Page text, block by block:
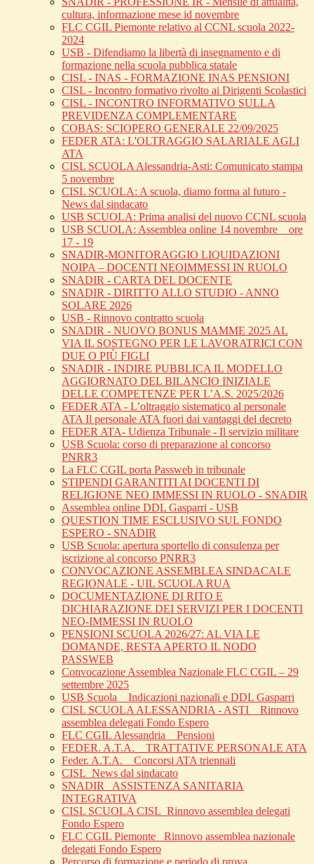
cultura, informazione mese id novembre
FLC CGIL Piemonte relativo al CCNL scuola 2022-
2024
USB - Difendiamo la libertà di insegnamento e di
formazione nella scuola pubblica statale
CISL - INAS - FORMAZIONE INAS PENSIONI
CISL - Incontro formativo rivolto ai Dirigenti Scolastici
CISL - INCONTRO INFORMATIVO SULLA
PREVIDENZA COMPLEMENTARE
COBAS: SCIOPERO GENERALE 22/09/2025
FEDER ATA: L'OLTRAGGIO SALARIALE AGLI
ATA
CISL SCUOLA Alessandria-Asti: Comunicato stampa
5 novembre
CISL SCUOLA: A scuola, diamo forma al futuro -
News dal sindacato
USB SCUOLA: Prima analisi del nuovo CCNL scuola
USB SCUOLA: Assemblea online 14 novembre _ ore
17 - 19
SNADIR-MONITORAGGIO LIQUIDAZIONI
NOIPA – DOCENTI NEOIMMESSI IN RUOLO
SNADIR - CARTA DEL DOCENTE
SNADIR - DIRITTO ALLO STUDIO - ANNO
SOLARE 2026
USB - Rinnovo contratto scuola
SNADIR - NUOVO BONUS MAMME 2025 AL
VIA IL SOSTEGNO PER LE LAVORATRICI CON
DUE O PIÙ FIGLI
SNADIR - INDIRE PUBBLICA IL MODELLO
AGGIORNATO DEL BILANCIO INIZIALE
DELLE COMPETENZE PER L’A.S. 2025/2026
FEDER ATA - L’oltraggio sistematico al personale
ATA Il personale ATA fuori dai vantaggi del decreto
FEDER ATA- Udienza Tribunale - Il servizio militare
USB Scuola: corso di preparazione al concorso
PNRR3
La FLC CGIL porta Passweb in tribunale
STIPENDI GARANTITI AI DOCENTI DI
RELIGIONE NEO IMMESSI IN RUOLO - SNADIR
Assemblea online DDL Gasparri - USB
QUESTION TIME ESCLUSIVO SUL FONDO
ESPERO - SNADIR
USB Scuola: apertura sportello di consulenza per
iscrizione al concorso PNRR3
CONVOCAZIONE ASSEMBLEA SINDACALE
REGIONALE - UIL SCUOLA RUA
DOCUMENTAZIONE DI RITO E
DICHIARAZIONE DEI SERVIZI PER I DOCENTI
NEO-IMMESSI IN RUOLO
PENSIONI SCUOLA 2026/27: AL VIA LE
DOMANDE, RESTA APERTO IL NODO
PASSWEB
Convocazione Assemblea Nazionale FLC CGIL – 29
settembre 2025
USB Scuola _ Indicazioni nazionali e DDL Gasparri
CISL SCUOLA ALESSANDRIA - ASTI _ Rinnovo
assemblea delegati Fondo Espero
FLC CGIL Alessandria _ Pensioni
FEDER. A.T.A. _ TRATTATIVE PERSONALE ATA
Feder. A.T.A. _ Concorsi ATA triennali
CISL_News dal sindacato
SNADIR_ ASSISTENZA SANITARIA
INTEGRATIVA
CISL SCUOLA CISL_Rinnovo assemblea delegati
Fondo Espero
FLC CGIL Piemonte _Rinnovo assemblea nazionale
delegati Fondo Espero